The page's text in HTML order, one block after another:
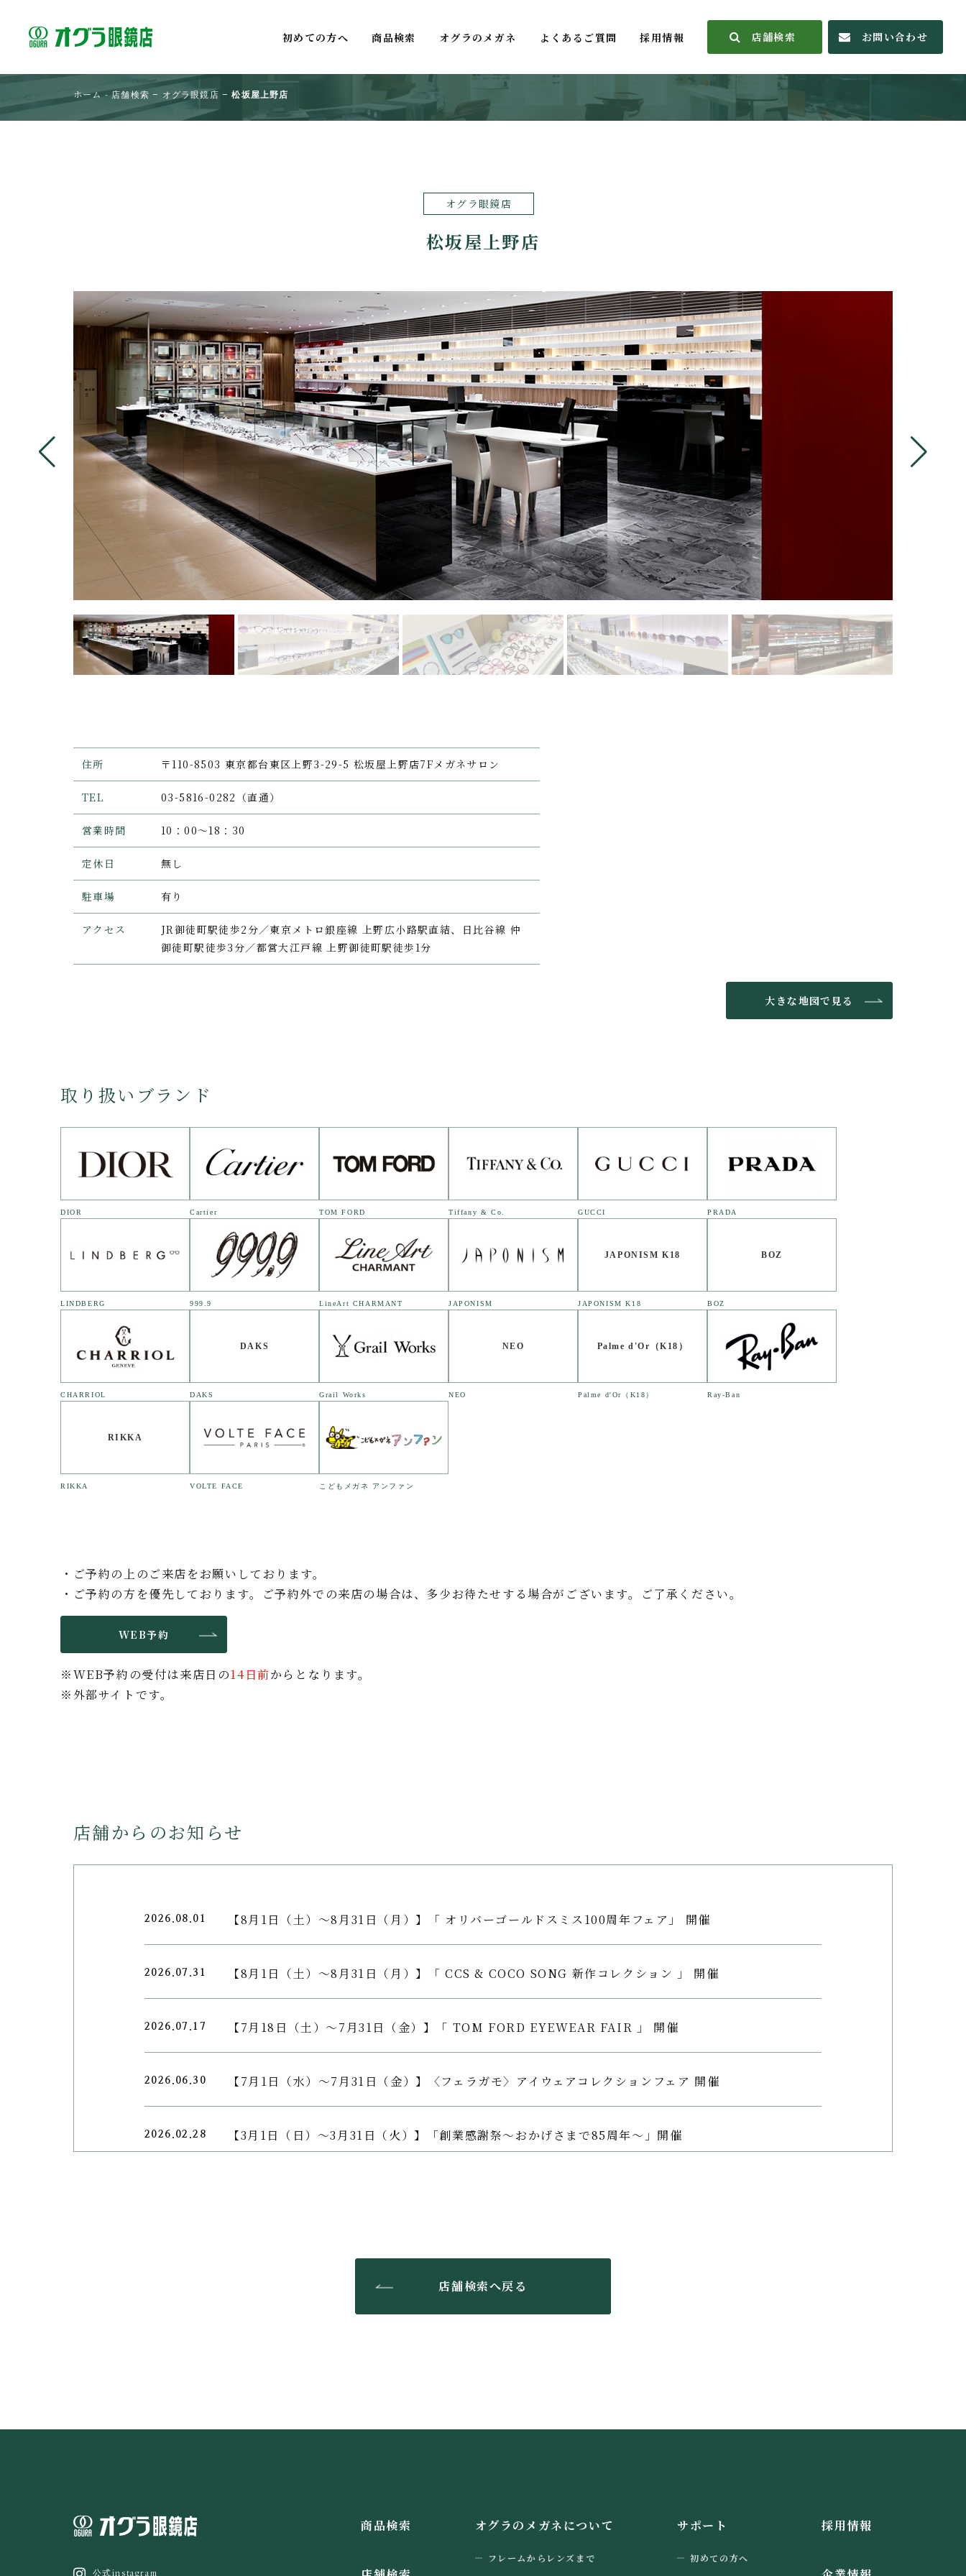
初めての方へ 商品検索 オグラのメガネ よくあるご質問 採用情報 店舗検索 お問い合わせ
ホーム-店舗検索 - オグラ眼鏡店 -松坂屋上野店
オグラ眼鏡店
松坂屋上野店
住所 〒110-8503 東京都台東区上野3-29-5 松坂屋上野店7Fメガネサロン
TEL 03-5816-0282（直通）
営業時間 10：00～18：30
定休日 無し
駐車場 有り
アクセス
JR御徒町駅徒歩2分／東京メトロ銀座線 上野広小路駅直結、日比谷線 仲
御徒町駅徒歩3分／都営大江戸線 上野御徒町駅徒歩1分
大きな地図で見る
取り扱いブランド
DIOR Cartier TOM FORD Tiffany & Co. GUCCI PRADA
LINDBERG 999.9 LineArt CHARMANT JAPONISM
JAPONISM K18
JAPONISM K18
BOZ
BOZ
CHARRIOL
DAKS
DAKS Grail Works
NEO
NEO
Palme d'Or（K18）
Palme d'Or（K18） Ray-Ban
RIKKA
RIKKA VOLTE FACE こどもメガネ アンファン
・ご予約の上のご来店をお願いしております。
・ご予約の方を優先しております。ご予約外での来店の場合は、多少お待たせする場合がございます。ご了承ください。
WEB予約
※WEB予約の受付は来店日の14日前からとなります。
※外部サイトです。
店舗からのお知らせ
2026.08.01 【8月1日（土）～8月31日（月）】「 オリバーゴールドスミス100周年フェア」 開催
2026.07.31 【8月1日（土）～8月31日（月）】「 CCS & COCO SONG 新作コレクション 」 開催
2026.07.17 【7月18日（土）～7月31日（金）】「 TOM FORD EYEWEAR FAIR 」 開催
2026.06.30 【7月1日（水）～7月31日（金）】〈フェラガモ〉アイウェアコレクションフェア 開催
2026.02.28 【3月1日（日）～3月31日（火）】「創業感謝祭～おかげさまで85周年～」開催
店舗検索へ戻る
公式instagram
商品検索 オグラのメガネについて
フレームからレンズまで
サポート
初めての方へ
採用情報